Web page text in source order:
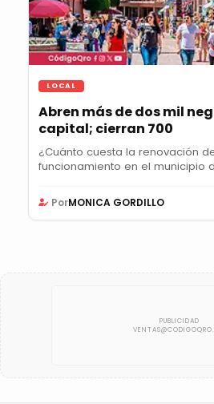
LOCAL
Abren más de dos mil
capital; cierran 700
¿Cuánto cuesta la renovación
funcionamiento en el municipio
PorMONICA GORDILLO